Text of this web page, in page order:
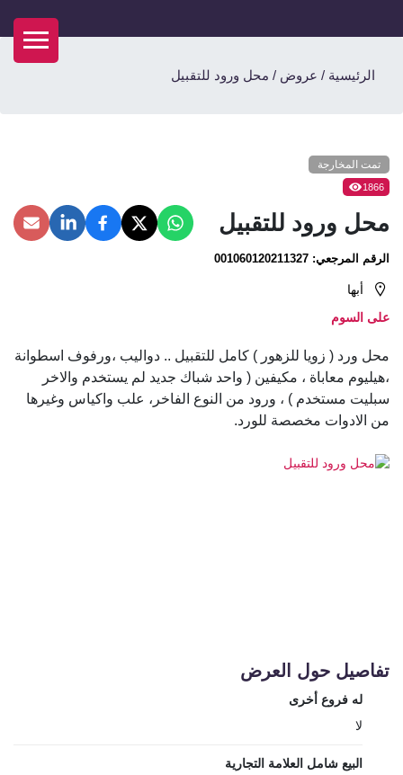
الرئيسية / عروض / محل ورود للتقبيل
تمت المخارجة
1866
محل ورود للتقبيل
الرقم المرجعي:
أبها
على السوم
محل ورد ( زويا للزهور ) كامل للتقبيل .. دواليب ،ورفوف اسطوانة
،هيليوم معاباة ، مكيفين ( واحد شباك جديد لم يستخدم والاخر
سبليت مستخدم ) ، ورود من النوع الفاخر، علب واكياس وغيرها
من الادوات مخصصة للورد.
تفاصيل حول العرض
له فروع أخرى
لا
البيع شامل العلامة التجارية